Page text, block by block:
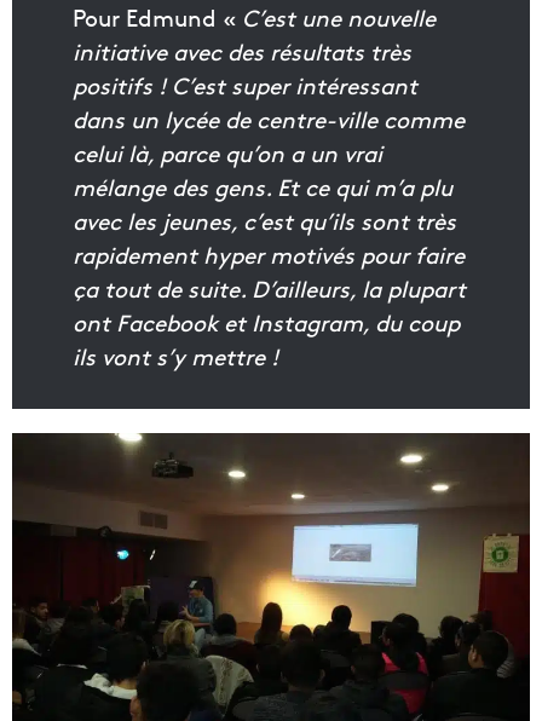
Pour Edmund « C’est une nouvelle
initiative avec des résultats très
positifs ! C’est super intéressant
dans un lycée de centre-ville comme
celui là, parce qu’on a un vrai
mélange des gens. Et ce qui m’a plu
avec les jeunes, c’est qu’ils sont très
rapidement hyper motivés pour faire
ça tout de suite. D’ailleurs, la plupart
ont Facebook et Instagram, du coup
ils vont s’y mettre !